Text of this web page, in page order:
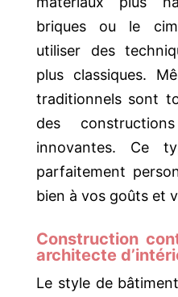
briques ou le
utiliser des
plus classiques.
traditionnels sont
des
innovantes. Ce
parfaitement
bien à vos goûts et
Construction
architecte
Le style de